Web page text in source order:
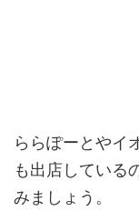
ららぽーとやイ
も出店している
みましょう。